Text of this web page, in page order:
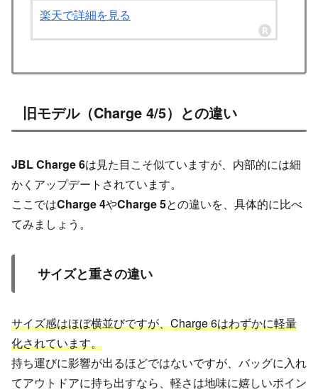
楽天で詳細を見る
旧モデル（Charge 4/5）との違い
JBL Charge 6は見た目こそ似ていますが、内部的には細
かくアップデートされています。
ここではCharge 4やCharge 5との違いを、具体的に比べ
てみましょう。
サイズと重さの違い
サイズ感はほぼ横並びですが、Charge 6はわずかに軽量
化されています。
持ち運びに影響が出るほどではないですが、バッグに入れ
てアウトドアに持ち出すなら、軽さは地味に嬉しいポイン